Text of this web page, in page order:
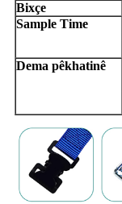
Bixçe
Sample Time
Dema pêkhatinê